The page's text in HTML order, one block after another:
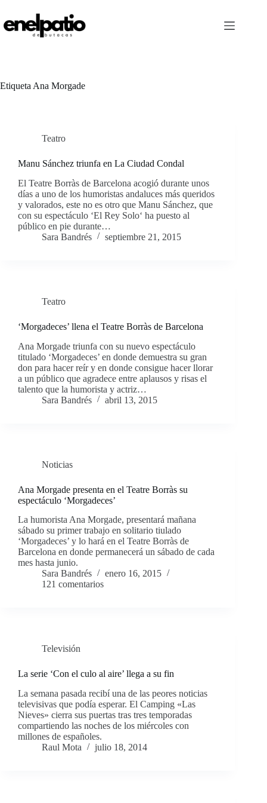
contenido
Etiqueta Ana Morgade
Teatro
Manu Sánchez triunfa en La Ciudad Condal
El Teatre Borràs de Barcelona acogió durante unos
días a uno de los humoristas andaluces más queridos
y valorados, este no es otro que Manu Sánchez, que
con su espectáculo ‘El Rey Solo‘ ha puesto al
público en pie durante…
Sara Bandrés
septiembre 21, 2015
Teatro
‘Morgadeces’ llena el Teatre Borràs de Barcelona
Ana Morgade triunfa con su nuevo espectáculo
titulado ‘Morgadeces’ en donde demuestra su gran
don para hacer reír y en donde consigue hacer llorar
a un público que agradece entre aplausos y risas el
talento que la humorista y actriz…
Sara Bandrés
abril 13, 2015
Noticias
Ana Morgade presenta en el Teatre Borràs su
espectáculo ‘Morgadeces’
La humorista Ana Morgade, presentará mañana
sábado su primer trabajo en solitario tiulado
‘Morgadeces’ y lo hará en el Teatre Borràs de
Barcelona en donde permanecerá un sábado de cada
mes hasta junio.
Sara Bandrés
enero 16, 2015
121 comentarios
Televisión
La serie ‘Con el culo al aire’ llega a su fin
La semana pasada recibí una de las peores noticias
televisivas que podía esperar. El Camping «Las
Nieves» cierra sus puertas tras tres temporadas
compartiendo las noches de los miércoles con
millones de españoles.
Raul Mota
julio 18, 2014